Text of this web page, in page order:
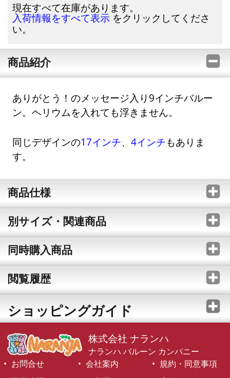
現在すべて在庫があります。
入荷情報をすべて表示 をクリックしてくださ
い。
商品紹介
ありがとう！のメッセージ入り9インチバルー
ン。ヘリウムを入れても浮きません。
同じデザインの17インチ、4インチもありま
す。
商品仕様
別サイズ・関連商品
同時購入商品
閲覧履歴
ショッピングガイド
株式会社 ナランハ
ナランハ バルーン カンパニー
お問合せ
会社案内
規約・同意事項